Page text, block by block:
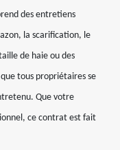
des entretiens
la scarification, le
de haie ou des
tous propriétaires se
Que votre
ce contrat est fait